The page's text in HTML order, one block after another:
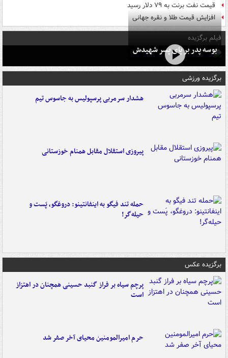
قیمت نفت برنت به ۷۹ دلار رسید
افزایش قیمت طلا و نقره جهانی
فیلم برگزیده
بوسه‌ پدر بر پای پسر شهیدش
برگزیده ورزشی
هشدار سرمربی پرسپولیس به جاسوس تیم
پیروزی استقلال مقابل همنام خوزستانی
حمله تند فیگو به اینفانتینو: دروغگو، پَست‌ و
حیله‌گر!
برگزیده عکس
پرچم سیاه بر فراز گنبد حسینی همچنان در اهتزاز
است
حرم امیرالمومنین محیای آخر صفر شد